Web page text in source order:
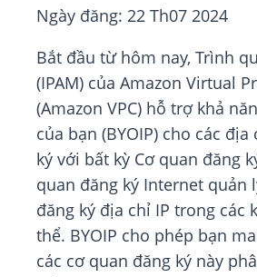
Ngày đăng: 22 Th07 2024
Bắt đầu từ hôm nay, Trình
(IPAM) của Amazon Virtual
(Amazon VPC) hỗ trợ khả
của bạn (BYOIP) cho các
ký với bất kỳ Cơ quan đăng
quan đăng ký Internet quản
đăng ký địa chỉ IP trong các
thể. BYOIP cho phép bạn
các cơ quan đăng ký này